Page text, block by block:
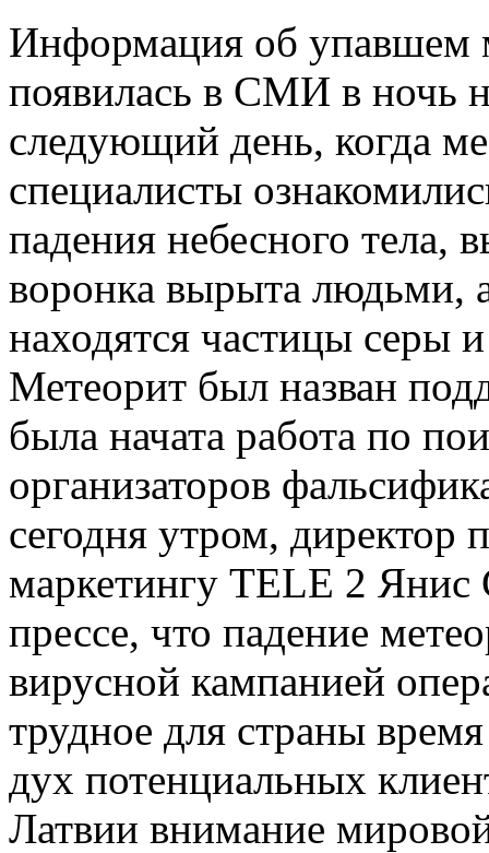
Информация об упавшем
появилась в СМИ в ночь
следующий день, когда
специалисты
падения небесного тела,
воронка вырыта людьми,
находятся частицы серы
Метеорит был назван
была начата работа по
организаторов
сегодня утром, директор
маркетингу TELE 2 Янис
прессе, что падение
вирусной кампанией
трудное для страны
дух потенциальных
Латвии внимание